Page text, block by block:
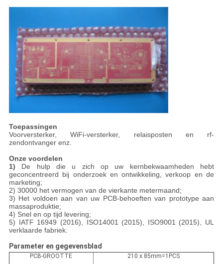
Toepassingen
Voorversterker, WiFi-versterker, relaisposten en rf-
zendontvanger enz.
Onze voordelen
1) De hulp die u zich op uw kernbekwaamheden hebt
geconcentreerd bij onderzoek en ontwikkeling, verkoop en de
marketing;
2) 30000 het vermogen van de vierkante metermaand;
3) Het voldoen aan van uw PCB-behoeften van prototype aan
massaproduktie;
4) Snel en op tijd levering;
5) IATF 16949 (2016), ISO14001 (2015), ISO9001 (2015), UL
verklaarde fabriek.
Parameter en gegevensblad
PCB-GROOTTE 210 x 85mm=1PCS